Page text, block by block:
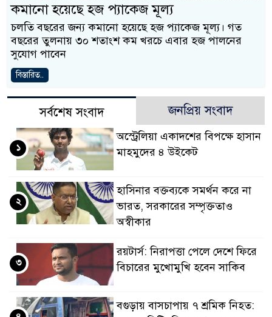
কমানো হয়েছে হজ প্যাকেজ মূল্য
চলতি বছরের জন্য কমানো হয়েছে হজ প্যাকেজ মূল্য। গত
বছরের তুলনায় ৩০ শতাংশ কম খরচে এবার হজ পালনের
সুযোগ পাবেন
বিস্তারিত..
সর্বশেষ সংবাদ জনপ্রিয় সংবাদ
অস্ট্রেলিয়া একাদশের বিপক্ষে হাসান
মাহমুদের ৪ উইকেট
১
হাসিনার বক্তব্যকে সমর্থন করে না
ভারত, সরকারের সম্পৃক্ততাও
অস্বীকার
২
রয়টার্স: নিরাপত্তা পেলে দেশে ফিরে
বিচারের মুখোমুখি হবেন সাকিব
৩
বগুড়ায় বাসচাপায় ৭ শ্রমিক নিহত: